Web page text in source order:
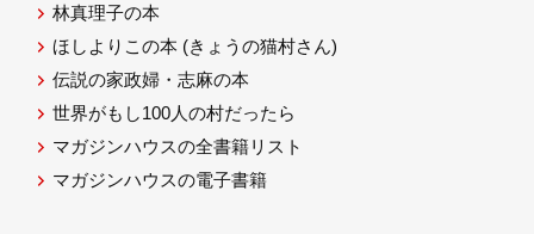
林真理子の本
ほしよりこの本 (きょうの猫村さん)
伝説の家政婦・志麻の本
世界がもし100人の村だったら
マガジンハウスの全書籍リスト
マガジンハウスの電子書籍